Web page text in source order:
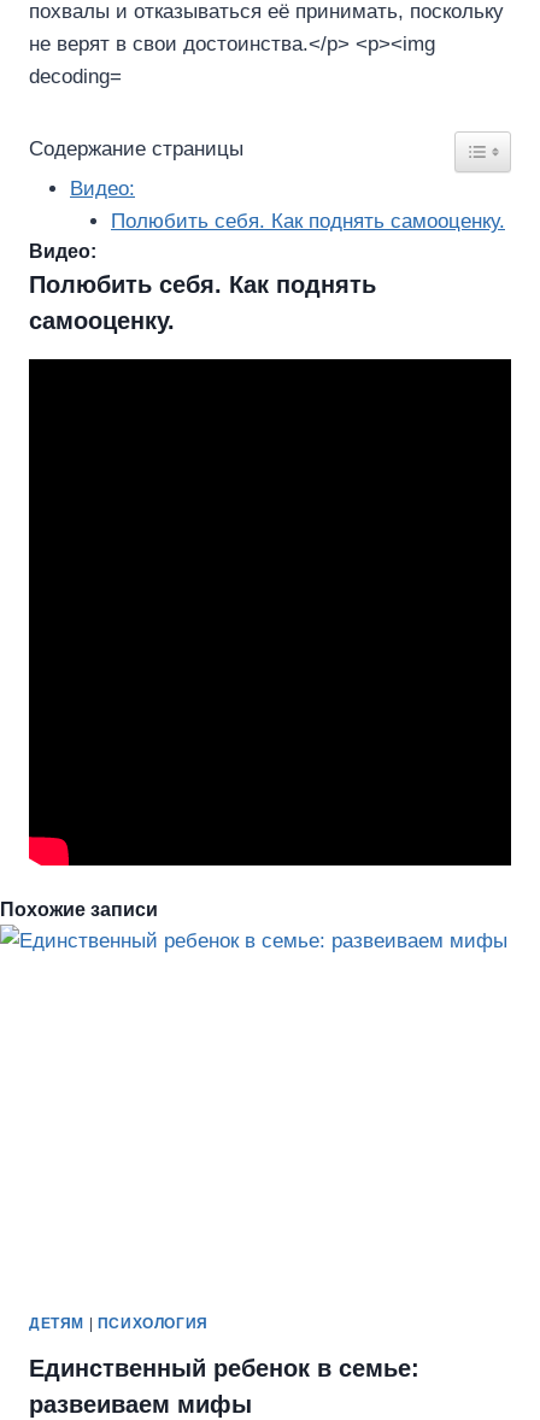
Содержание страницы
Видео:
Полюбить себя. Как поднять самооценку.
Видео:
Полюбить себя. Как поднять
самооценку.
Похожие записи
ДЕТЯМ ПСИХОЛОГИЯ
Единственный ребенок в семье:
развеиваем мифы